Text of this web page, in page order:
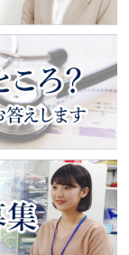
様々な疑問にお